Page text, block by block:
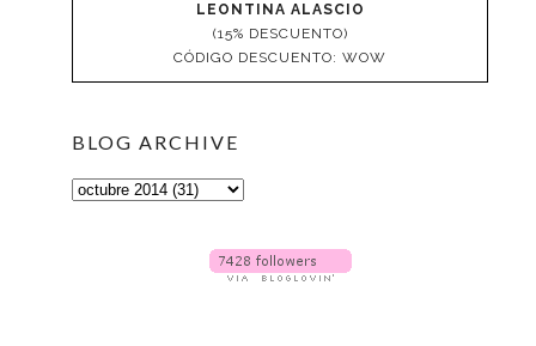
LEONTINA ALASCIO
(15% DESCUENTO)
CÓDIGO DESCUENTO: WOW
BLOG ARCHIVE